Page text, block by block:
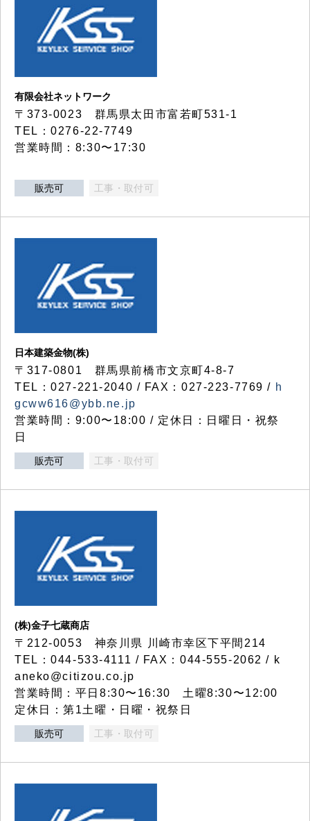
有限会社ネットワーク
〒373-0023 群馬県太田市富若町531-1
TEL：0276-22-7749
営業時間：8:30〜17:30
販売可 工事・取付可
日本建築金物(株)
〒317‐0801 群馬県前橋市文京町4-8-7
TEL：027-221-2040 / FAX：027-223-7769 / h
gcww616@ybb.ne.jp
営業時間：9:00〜18:00 / 定休日：日曜日・祝祭
日
販売可 工事・取付可
(株)金子七蔵商店
〒212-0053 神奈川県 川崎市幸区下平間214
TEL：044-533-4111 / FAX：044-555-2062 / k
aneko@citizou.co.jp
営業時間：平日8:30〜16:30 土曜8:30〜12:00
定休日：第1土曜・日曜・祝祭日
販売可 工事・取付可